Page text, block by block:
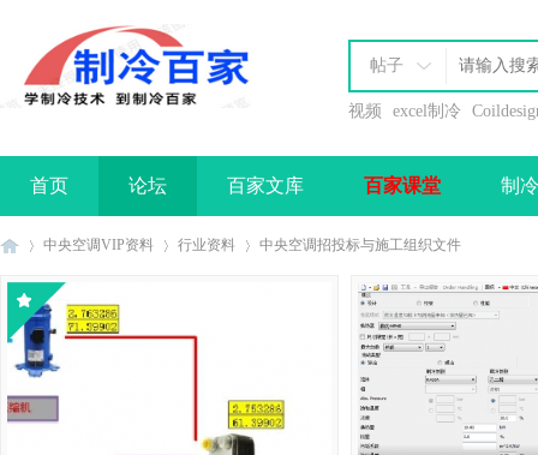
帖子
视频 excel制冷
首页 论坛 百家文库 百家课堂 制
办理会员
制
中央空调VIP资料 行业资料 中央空调招投标与施工组织文件